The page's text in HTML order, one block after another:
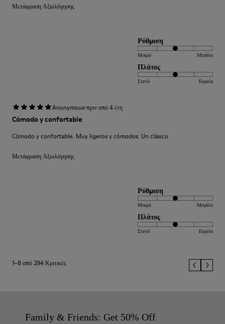
Μετάφραση Αξιολόγησης
Ρύθμιση
Μικρό Μεγάλο
Πλάτος
Στενό Ευρεία
Anonymous·πριν από 4 έτη
Cómodo y confortable
Cómodo y confortable. Muy ligeros y cómodos. Un clásico
Μετάφραση Αξιολόγησης
Ρύθμιση
Μικρό Μεγάλο
Πλάτος
Στενό Ευρεία
1–8 από 294 Κριτικές
Family & Friends: Get 50% Off